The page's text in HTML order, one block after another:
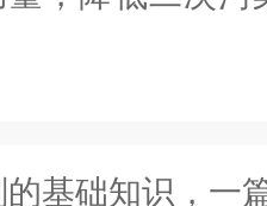
基础知识，一